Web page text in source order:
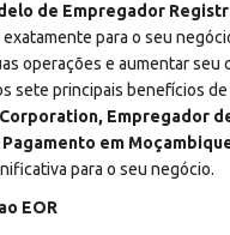
de Empregador
para o seu
operações e aumentar seu
sete principais benefícios de
, Empregador
em
para o seu negócio.
EOR